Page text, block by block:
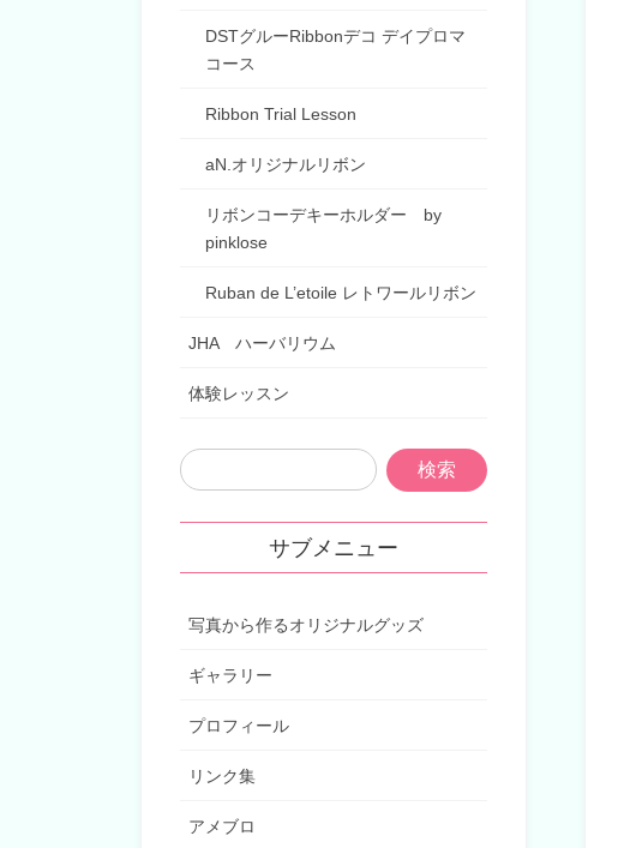
DSTグルーRibbonデコ デイプロマ
コース
Ribbon Trial Lesson
aN.オリジナルリボン
リボンコーデキーホルダー by
pinklose
Ruban de L’etoile レトワールリボン
JHA ハーバリウム
体験レッスン
サブメニュー
写真から作るオリジナルグッズ
ギャラリー
プロフィール
リンク集
アメブロ